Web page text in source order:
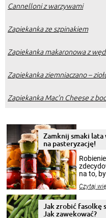
Cannelloni z warzywami
Zapiekanka ze szpinakiem
Zapiekanka makaronowa z
Zapiekanka ziemniaczano –
Zapiekanka Mac'n Cheese z
Zamknij smaki lata
na pasteryzację!
na to,
pełni
Czytaj
Jak zrobić fasolkę
Jak zawekować?